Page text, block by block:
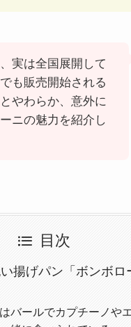
実は全国展開して
も販売開始される
やわらか、意外に
ニの魅力を紹介し
目次
揚げパン「ボンボロ
バールでカプチーノや